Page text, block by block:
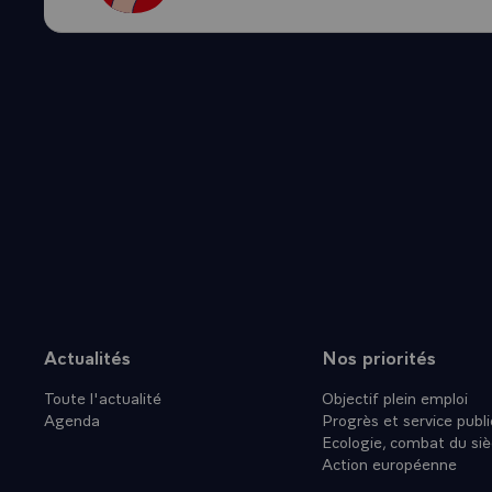
LA
SOIT-
PENDANT
PERIODES
SERAIT
SOUTENIR
PAR LA
Plan du site
Actualités
Toute l'actualité
Agenda
Nos priorités
Objectif plein emploi
Progrès et service
Ecologie, combat du
Action européenne